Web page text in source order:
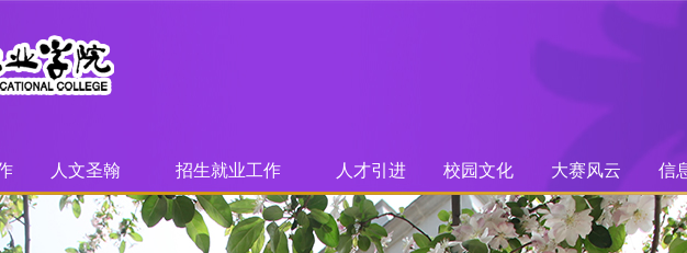
人文圣翰 招生就业工作 人才引进 校园文化 大赛风云 信